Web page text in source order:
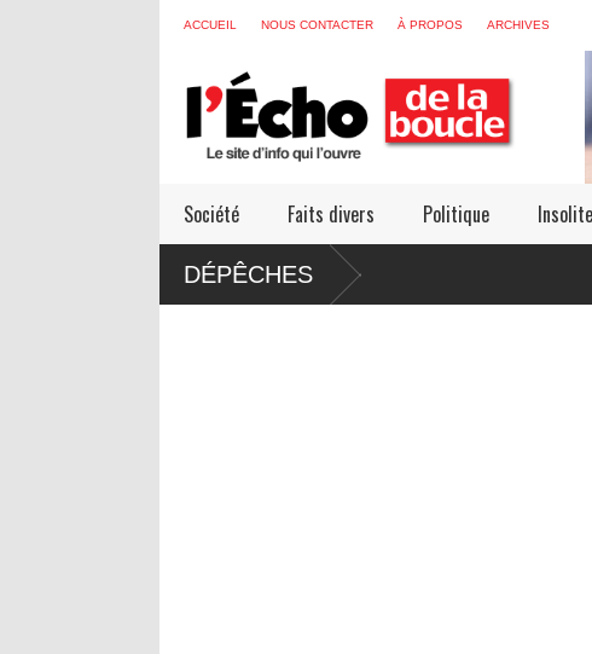
ACCUEIL NOUS CONTACTER À PROPOS ARCHIVES
Société Faits divers Politique Insolite
DÉPÊCHES